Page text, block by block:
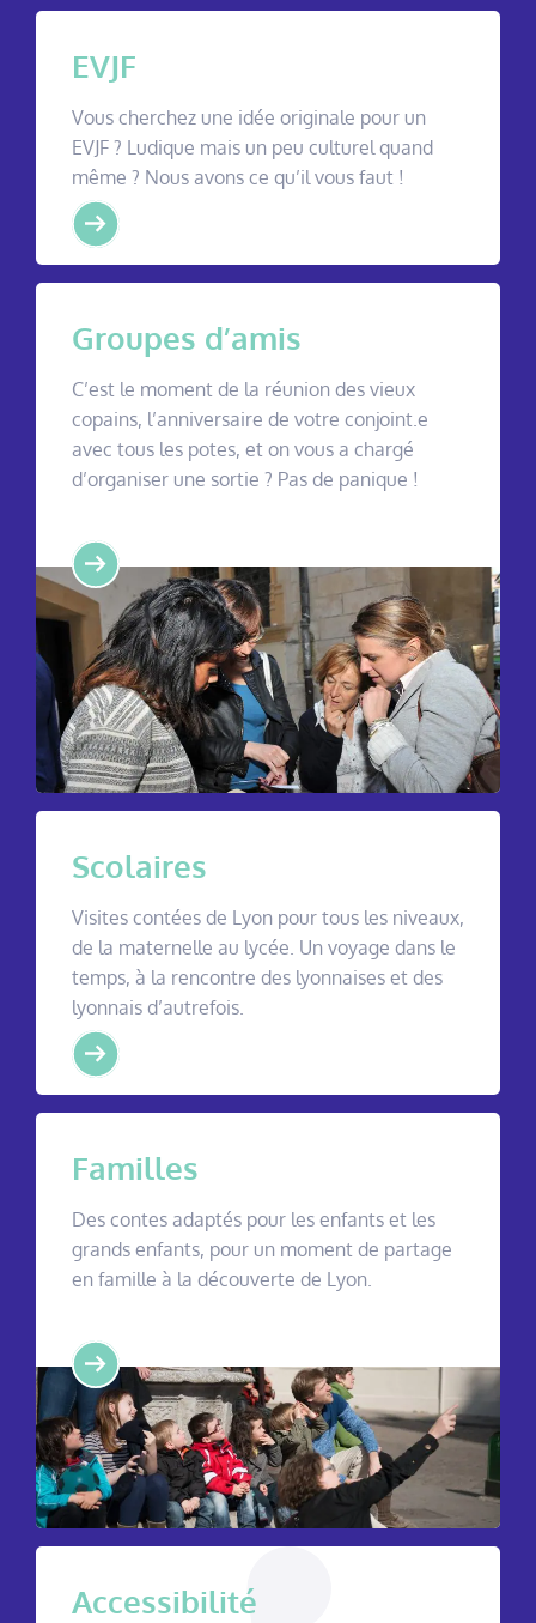
EVJF
Vous cherchez une idée originale pour un
EVJF ? Ludique mais un peu culturel quand
même ? Nous avons ce qu’il vous faut !
Groupes d’amis
C’est le moment de la réunion des vieux
copains, l’anniversaire de votre conjoint.e
avec tous les potes, et on vous a chargé
d’organiser une sortie ? Pas de panique !
Scolaires
Visites contées de Lyon pour tous les niveaux,
de la maternelle au lycée. Un voyage dans le
temps, à la rencontre des lyonnaises et des
lyonnais d’autrefois.
Familles
Des contes adaptés pour les enfants et les
grands enfants, pour un moment de partage
en famille à la découverte de Lyon.
Accessibilité